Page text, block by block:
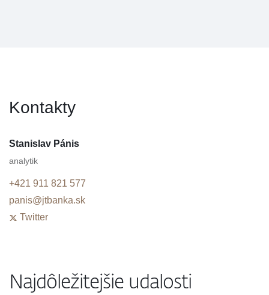
Kontakty
Stanislav Pánis
analytik
+421 911 821 577
panis@jtbanka.sk
Twitter
Najdôležitejšie udalosti